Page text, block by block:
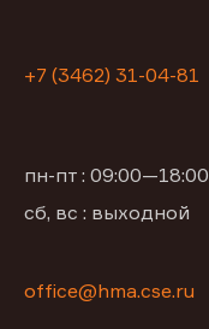
+7 (3462) 31-04-81
пн-пт : 09:00—18:00
сб, вс : выходной
office@hma.cse.ru